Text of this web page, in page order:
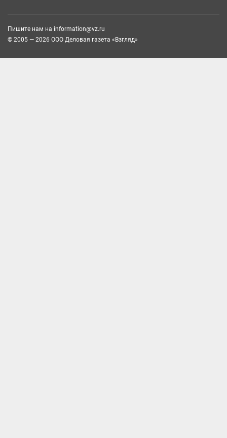
Пишите нам на information@vz.ru
© 2005 — 2026 ООО Деловая газета «Взгляд»